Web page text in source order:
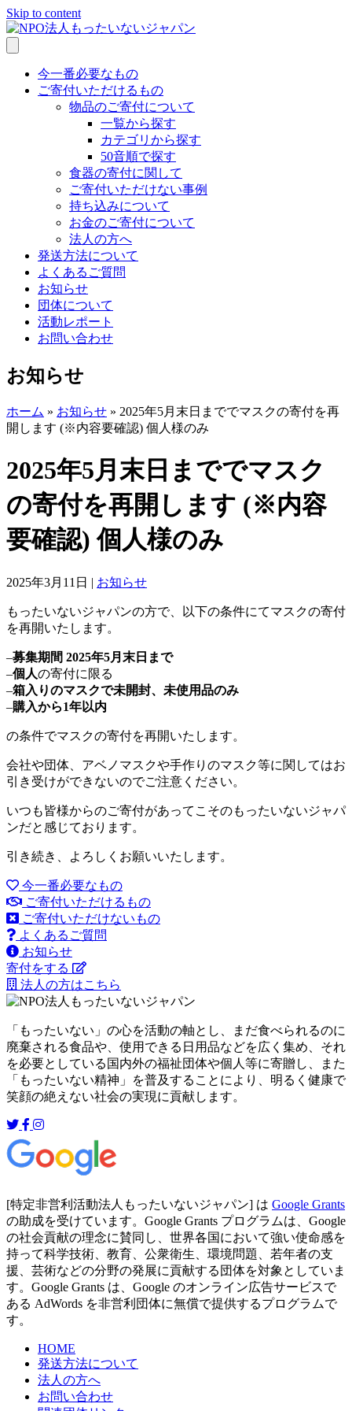
Skip to content
今一番必要なもの
ご寄付いただけるもの
物品のご寄付について
一覧から探す
カテゴリから探す
50音順で探す
食器の寄付に関して
ご寄付いただけない事例
持ち込みについて
お金のご寄付について
法人の方へ
発送方法について
よくあるご質問
お知らせ
団体について
活動レポート
お問い合わせ
お知らせ
ホーム » お知らせ » 2025年5月末日まででマスクの寄付を再
開します (※内容要確認) 個人様のみ
2025年5月末日まででマスク
の寄付を再開します (※内容
要確認) 個人様のみ
2025年3月11日 | お知らせ
もったいないジャパンの方で、以下の条件にてマスクの寄付
を再開いたします。
–募集期間 2025年5月末日まで
–個人の寄付に限る
–箱入りのマスクで未開封、未使用品のみ
–購入から1年以内
の条件でマスクの寄付を再開いたします。
会社や団体、アベノマスクや手作りのマスク等に関してはお
引き受けができないのでご注意ください。
いつも皆様からのご寄付があってこそのもったいないジャパ
ンだと感じております。
引き続き、よろしくお願いいたします。
今一番必要なもの
ご寄付いただけるもの
ご寄付いただけないもの
よくあるご質問
お知らせ
寄付をする
法人の方はこちら
「もったいない」の心を活動の軸とし、まだ食べられるのに
廃棄される食品や、使用できる日用品などを広く集め、それ
を必要としている国内外の福祉団体や個人等に寄贈し、また
「もったいない精神」を普及することにより、明るく健康で
笑顔の絶えない社会の実現に貢献します。
[特定非営利活動法人もったいないジャパン] は Google Grants
の助成を受けています。Google Grants プログラムは、Google
の社会貢献の理念に賛同し、世界各国において強い使命感を
持って科学技術、教育、公衆衛生、環境問題、若年者の支
援、芸術などの分野の発展に貢献する団体を対象としていま
す。Google Grants は、Google のオンライン広告サービスで
ある AdWords を非営利団体に無償で提供するプログラムで
す。
HOME
発送方法について
法人の方へ
お問い合わせ